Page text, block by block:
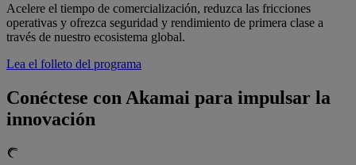
Acelere el tiempo de comercialización, reduzca las fricciones
operativas y ofrezca seguridad y rendimiento de primera clase a
través de nuestro ecosistema global.
Lea el folleto del programa
Conéctese con Akamai para impulsar la
innovación